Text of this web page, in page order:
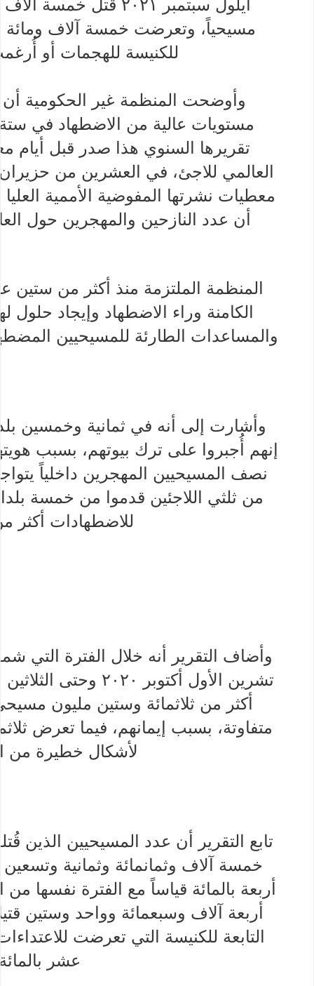
أيلول سبتمبر ٢٠٢١ قُتل
مسيحياً، وتعرضت خمسة آلاف ومائة
للكنيسة للهجمات أو
وأوضحت المنظمة غير الحكومية أن
مستويات عالية من الاضطهاد في
تقريرها السنوي هذا صدر قبل أيام
العالمي للاجئ، في العشرين من حزيران
معطيات نشرتها المفوضية الأممية
أن عدد النازحين والمهجرين حول
المنظمة الملتزمة منذ أكثر من
الكامنة وراء الاضطهاد وإيجاد حلول
والمساعدات الطارئة للمسيحيين
وأشارت إلى أنه في ثمانية وخمسين
إنهم أُجبروا على ترك بيوتهم، بسبب
نصف المسيحيين المهجرين داخلياً
من ثلثي اللاجئين قدموا من خمسة
للاضطهادات أكثر
وأضاف التقرير أنه خلال الفترة التي
أكثر من ثلاثمائة وستين مليون
متفاوتة، بسبب إيمانهم، فيما تعرض
لأشكال خطيرة من
تابع التقرير أن عدد المسيحيين الذين
خمسة آلاف وثمانمائة وثمانية
أربعة بالمائة قياساً مع الفترة نفسها
أربعة آلاف وسبعمائة وواحد وستين
التابعة للكنيسة التي تعرضت
عشر